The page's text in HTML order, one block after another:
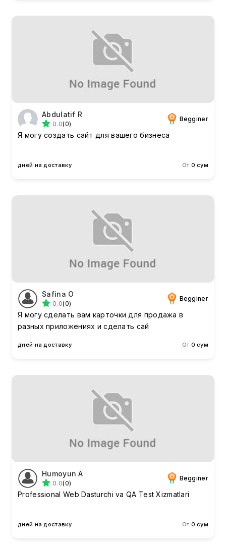
Abdulatif R
0.0(0)
Begginer
Я могу создать сайт для вашего бизнеса
дней на доставку От 0 сум
Safina O
0.0(0)
Begginer
Я могу сделать вам карточки для продажа в
разных приложениях и сделать сай
дней на доставку От 0 сум
Humoyun A
0.0(0)
Begginer
Professional Web Dasturchi va QA Test Xizmatlari
дней на доставку От 0 сум